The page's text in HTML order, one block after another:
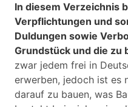
In diesem Verzeichnis
Verpflichtungen und
Duldungen sowie
Grundstück und die zu
zwar jedem frei in
erwerben, jedoch ist es
darauf zu bauen, was